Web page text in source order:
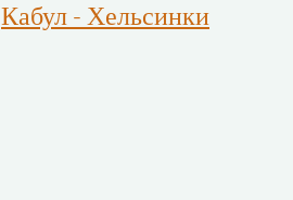
Кабул - Хельсинки